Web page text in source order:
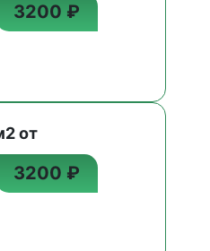
3200 ₽
от
3200 ₽